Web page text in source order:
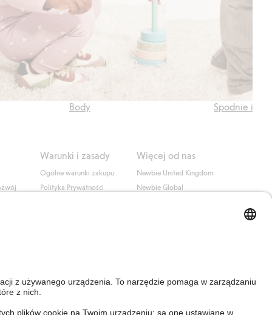
Body Spodnie i
Warunki i zasady
Ogólne warunki zakupu
Polityka Prywatności
Więcej od nas
Newbie United Kingdom
Newbie Global